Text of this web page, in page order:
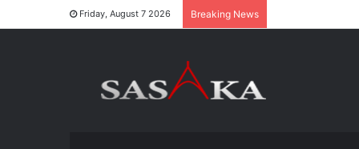
Friday, August 7 2026 Breaking News